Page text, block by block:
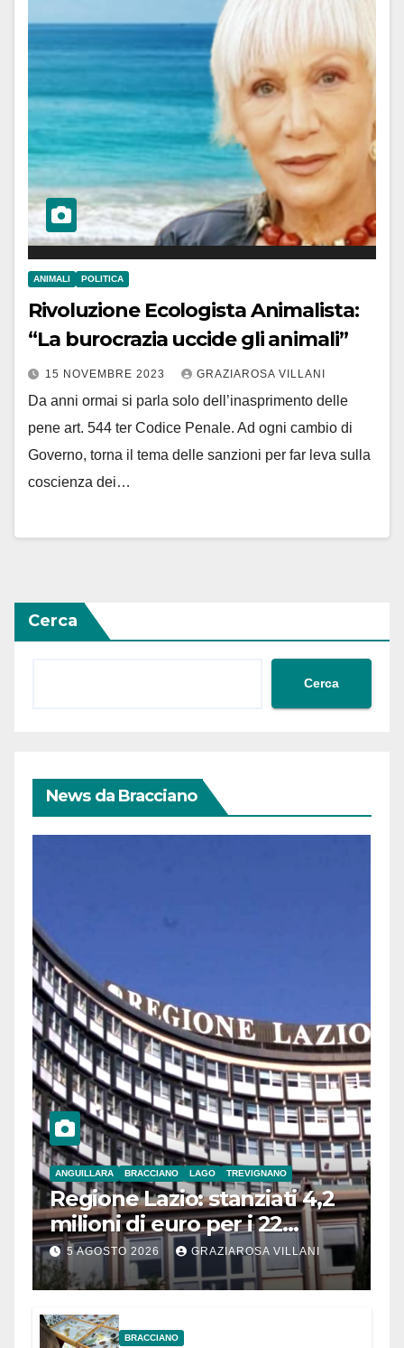
ANIMALI POLITICA
Rivoluzione Ecologista Animalista:
“La burocrazia uccide gli animali”
15 NOVEMBRE 2023 GRAZIAROSA VILLANI
Da anni ormai si parla solo dell’inasprimento delle
pene art. 544 ter Codice Penale. Ad ogni cambio di
Governo, torna il tema delle sanzioni per far leva sulla
coscienza dei…
Cerca
Cerca
News da Bracciano
ANGUILLARA BRACCIANO LAGO TREVIGNANO
Regione Lazio: stanziati 4,2
milioni di euro per i 22
Comuni dell’Etruria
Meridionale
5 AGOSTO 2026 GRAZIAROSA VILLANI
BRACCIANO